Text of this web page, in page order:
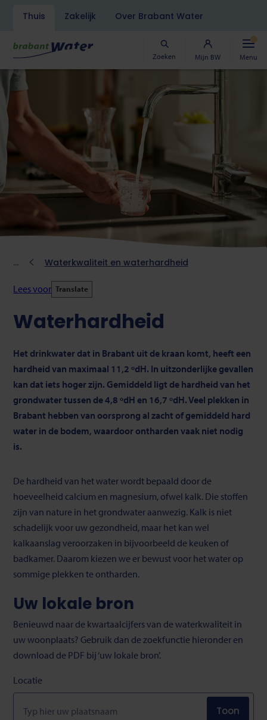
Overslaan
naar
de
inhoud
gaan
Thuis Zakelijk Over Brabant Water
Zoeken Mijn BW Menu
Kruimelpad
Waterkwaliteit en waterhardheid
Lees voor Translate
Waterhardheid
Het drinkwater dat in Brabant uit de kraan komt, heeft een
hardheid van maximaal 11,2 ºdH. In uitzonderlijke gevallen
kan dat iets hoger zijn. Gemiddeld ligt de hardheid van het
grondwater tussen de 4,8 ºdH en 16,7 ºdH. Veel plekken in
Brabant hebben van oorsprong al zacht of gemiddeld hard
water in de bodem, waardoor ontharden vaak niet nodig
is.
De hardheid van het water wordt bepaald door de
hoeveelheid calcium en magnesium, ofwel kalk. Die stoffen
zijn van nature in het grondwater aanwezig. Kalk is niet
schadelijk voor uw gezondheid, maar het kan wel
kalkaanslag veroorzaken in bijvoorbeeld de keuken of
badkamer. Daarom kiezen we er bewust voor het water op
sommige plekken te ontharden.
Uw lokale bron
Benieuwd naar de kwartaalcijfers van de waterkwaliteit in
uw woonplaats? Gebruik dan de zoekfunctie hieronder en
download de PDF bij ‘uw lokale bron’.
Locatie
Toon